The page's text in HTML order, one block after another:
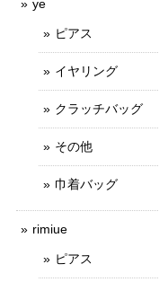
ye
ピアス
イヤリング
クラッチバッグ
その他
巾着バッグ
rimiue
ピアス